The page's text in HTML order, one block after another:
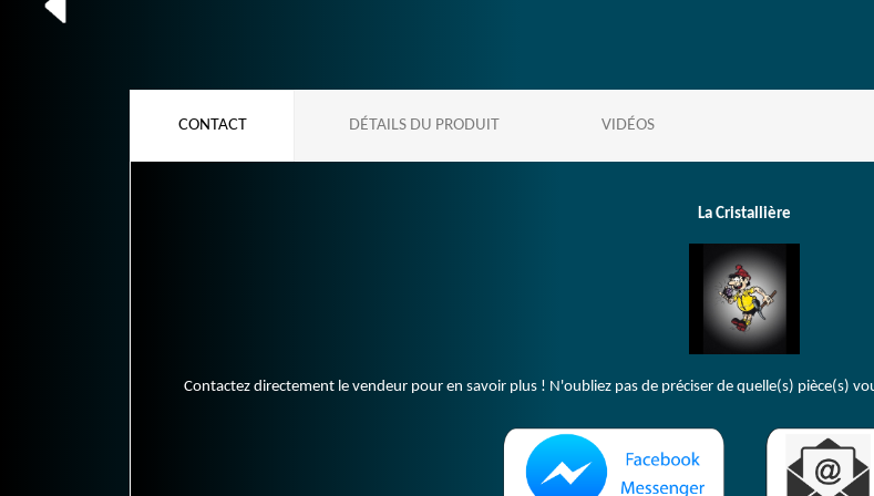
CONTACT DÉTAILS DU PRODUIT VIDÉOS
La Cristallière
Contactez directement le vendeur pour en savoir plus ! N'oubliez pas de préciser de quelle(s) pièce(s)